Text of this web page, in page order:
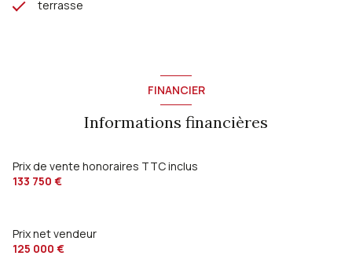
terrasse
FINANCIER
Informations financières
Prix de vente honoraires TTC inclus
133 750 €
Prix net vendeur
125 000 €